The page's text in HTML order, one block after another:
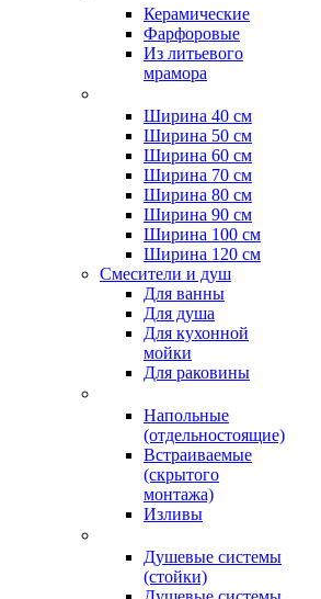
Керамические
Фарфоровые
Из литьевого
мрамора
Ширина 40 см
Ширина 50 см
Ширина 60 см
Ширина 70 см
Ширина 80 см
Ширина 90 см
Ширина 100 см
Ширина 120 см
Смесители и душ
Для ванны
Для душа
Для кухонной
мойки
Для раковины
Напольные
(отдельностоящие)
Встраиваемые
(скрытого
монтажа)
Изливы
Душевые системы
(стойки)